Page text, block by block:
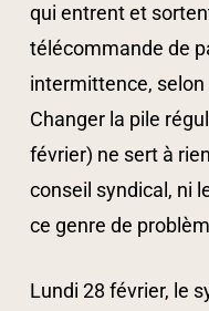
qui entrent et
télécommande de
intermittence, selon
Changer la pile
février) ne sert à
conseil syndical, ni
ce genre de
Lundi 28 février, le